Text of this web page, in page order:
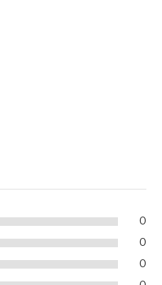
0
0
0